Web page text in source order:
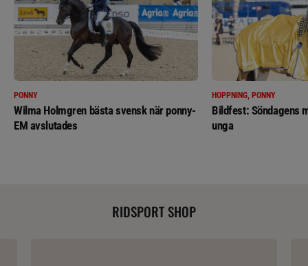
PONNY
Wilma Holmgren bästa svensk när ponny-
EM avslutades
HOPPNING, PONNY
Bildfest: Söndagens
unga
RIDSPORT SHOP